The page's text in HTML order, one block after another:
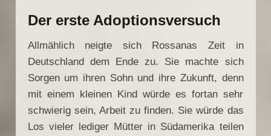
Der erste Adoptionsversuch
Allmählich neigte sich Rossanas Zeit in
Deutschland dem Ende zu. Sie machte sich
Sorgen um ihren Sohn und ihre Zukunft, denn
mit einem kleinen Kind würde es fortan sehr
schwierig sein, Arbeit zu finden. Sie würde das
Los vieler lediger Mütter in Südamerika teilen